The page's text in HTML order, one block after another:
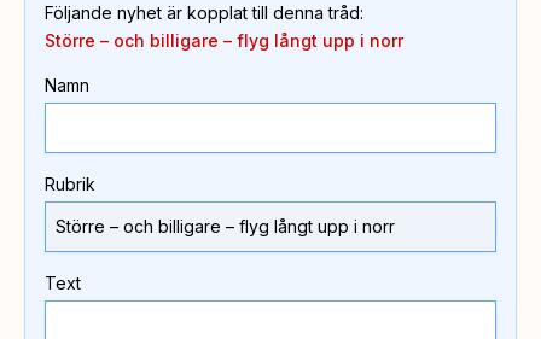
Följande nyhet är kopplat till denna tråd:
Större – och billigare – flyg långt upp i norr
Namn
Rubrik
Text